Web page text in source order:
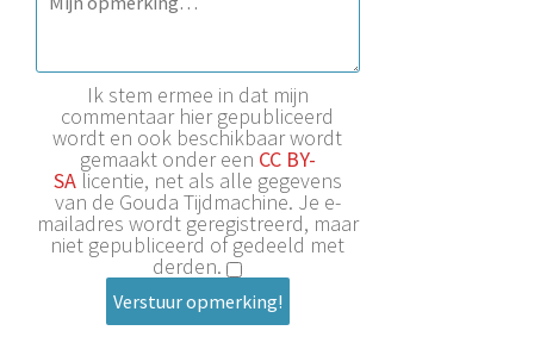
Ik stem ermee in dat mijn
commentaar hier gepubliceerd
wordt en ook beschikbaar wordt
gemaakt onder een CC BY-
SAlicentie, net als alle gegevens
van de Gouda Tijdmachine. Je e-
mailadres wordt geregistreerd, maar
niet gepubliceerd of gedeeld met
derden.
Verstuur opmerking!